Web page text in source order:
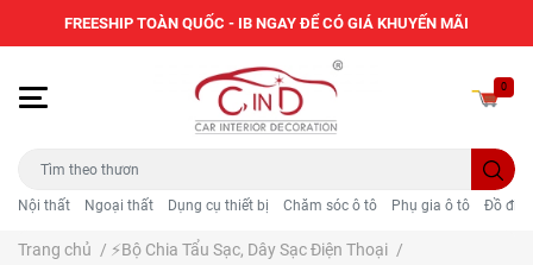
Nội thất Ngoại thất Dụng cụ thiết bị Chăm sóc ô tô Phụ gia ô tô Đồ
0
Trang chủ / ⚡Bộ Chia Tẩu Sạc, Dây Sạc Điện Thoại /
FREESHIP TOÀN QUỐC - IB NGAY ĐỂ CÓ GIÁ KHUYẾN MÃI